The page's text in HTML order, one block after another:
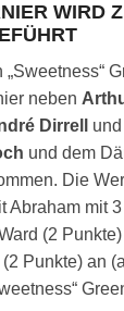
WIRD
neben
Dirrell
und dem
Die
Abraham mit
(2 Punkte)
(2 Punkte) an